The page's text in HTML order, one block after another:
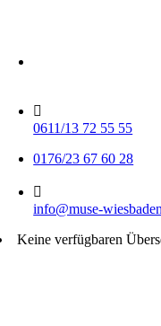
0611/13 72 55 55
0176/23 67 60 28
info@muse-
Keine verfügbaren